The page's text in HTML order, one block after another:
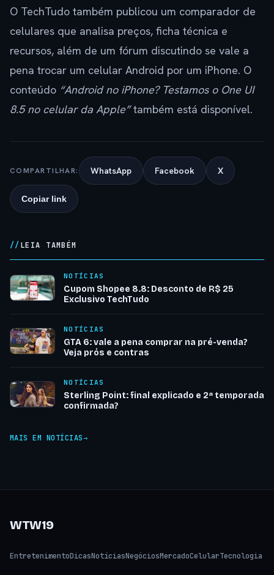
O TechTudo também publicou um comparador de
celulares que analisa preços, ficha técnica e
recursos, além de um fórum discutindo se vale a
pena trocar um celular Android por um iPhone. O
conteúdo “Android no iPhone? Testamos o One UI
8.5 no celular da Apple”também está disponível.
COMPARTILHAR: WhatsApp Facebook X
Copiar link
LEIA TAMBÉM
NOTÍCIAS
Cupom Shopee 8.8: Desconto de R$ 25
Exclusivo TechTudo
NOTÍCIAS
GTA 6: vale a pena comprar na pré-venda?
Veja prós e contras
NOTÍCIAS
Sterling Point: final explicado e 2ª temporada
confirmada?
MAIS EM NOTÍCIAS
WTW19
EntretenimentoDicasNotíciasNegóciosMercadoCelularTecnologia